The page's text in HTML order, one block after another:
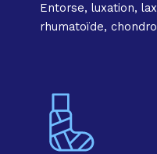
Entorse, luxation,
rhumatoïde,